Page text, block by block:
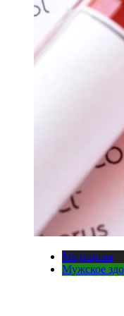
Медицина
Мужское